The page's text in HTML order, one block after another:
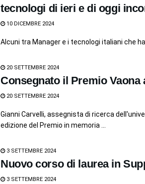
tecnologi di ieri e di oggi
10 DICEMBRE 2024
Alcuni tra Manager e i tecnologi italiani che
20 SETTEMBRE 2024
Consegnato il Premio Vaona
20 SETTEMBRE 2024
Gianni Carvelli, assegnista di ricerca
edizione del Premio in memoria ...
3 SETTEMBRE 2024
Nuovo corso di laurea in
3 SETTEMBRE 2024